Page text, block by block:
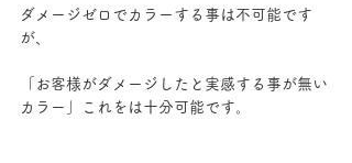
ダメージゼロでカラーする事は不可能です
が、
「お客様がダメージしたと実感する事が無い
カラー」これをは十分可能です。